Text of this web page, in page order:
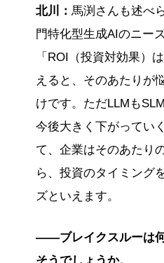
北川： 馬渕さんも述べ
門特化型生成AIのニー
「ROI（投資対効果）
えると、そのあたりが
けです。ただLLMも
今後大きく下がってい
て、企業はそのあたり
ら、投資のタイミング
ズといえます。
――ブレイクスルーは